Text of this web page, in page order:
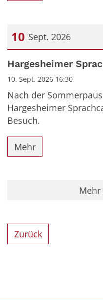
10 Sept. 2026
Datum: 10. September
Hargesheimer
10. Sept. 2026 16:30
Nach der
Hargesheimer
Besuch.
Mehr
Mehr
Zurück